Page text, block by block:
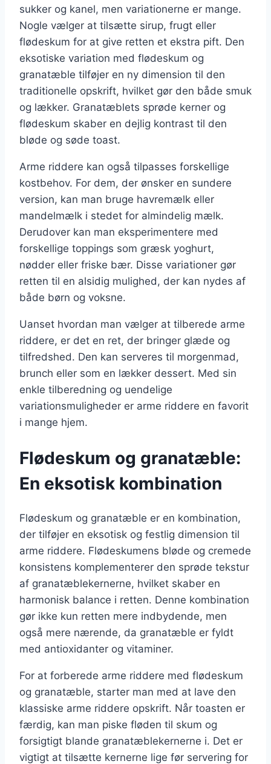
sukker og kanel, men variationerne er mange.
Nogle vælger at tilsætte sirup, frugt eller
flødeskum for at give retten et ekstra pift. Den
eksotiske variation med flødeskum og
granatæble tilføjer en ny dimension til den
traditionelle opskrift, hvilket gør den både smuk
og lækker. Granatæblets sprøde kerner og
flødeskum skaber en dejlig kontrast til den
bløde og søde toast.
Arme riddere kan også tilpasses forskellige
kostbehov. For dem, der ønsker en sundere
version, kan man bruge havremælk eller
mandelmælk i stedet for almindelig mælk.
Derudover kan man eksperimentere med
forskellige toppings som græsk yoghurt,
nødder eller friske bær. Disse variationer gør
retten til en alsidig mulighed, der kan nydes af
både børn og voksne.
Uanset hvordan man vælger at tilberede arme
riddere, er det en ret, der bringer glæde og
tilfredshed. Den kan serveres til morgenmad,
brunch eller som en lækker dessert. Med sin
enkle tilberedning og uendelige
variationsmuligheder er arme riddere en favorit
i mange hjem.
Flødeskum og granatæble:
En eksotisk kombination
Flødeskum og granatæble er en kombination,
der tilføjer en eksotisk og festlig dimension til
arme riddere. Flødeskumens bløde og cremede
konsistens komplementerer den sprøde tekstur
af granatæblekernerne, hvilket skaber en
harmonisk balance i retten. Denne kombination
gør ikke kun retten mere indbydende, men
også mere nærende, da granatæble er fyldt
med antioxidanter og vitaminer.
For at forberede arme riddere med flødeskum
og granatæble, starter man med at lave den
klassiske arme riddere opskrift. Når toasten er
færdig, kan man piske fløden til skum og
forsigtigt blande granatæblekernerne i. Det er
vigtigt at tilsætte kernerne lige før servering for